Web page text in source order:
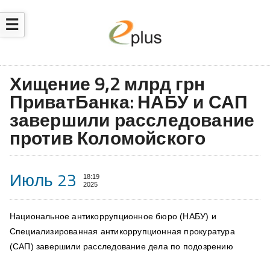
☰
Хищение 9,2 млрд грн
ПриватБанка: НАБУ и САП
завершили расследование
против Коломойского
Июль 23
18:19
2025
Национальное антикоррупционное бюро (НАБУ) и
Специализированная антикоррупционная прокуратура
(САП) завершили расследование дела по подозрению